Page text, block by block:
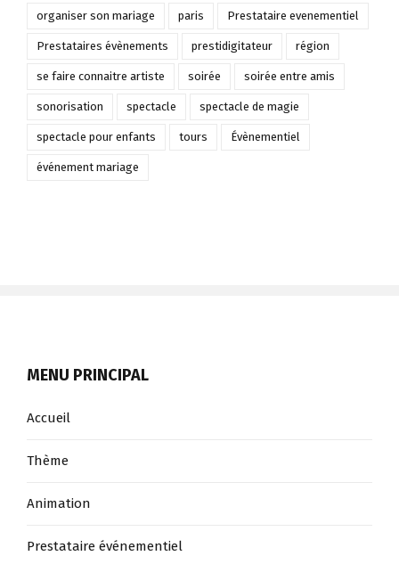
organiser son mariage paris Prestataire evenementiel
Prestataires évènements prestidigitateur région
se faire connaitre artiste soirée soirée entre amis
sonorisation spectacle spectacle de magie
spectacle pour enfants tours Évènementiel
événement mariage
MENU PRINCIPAL
Accueil
Thème
Animation
Prestataire événementiel